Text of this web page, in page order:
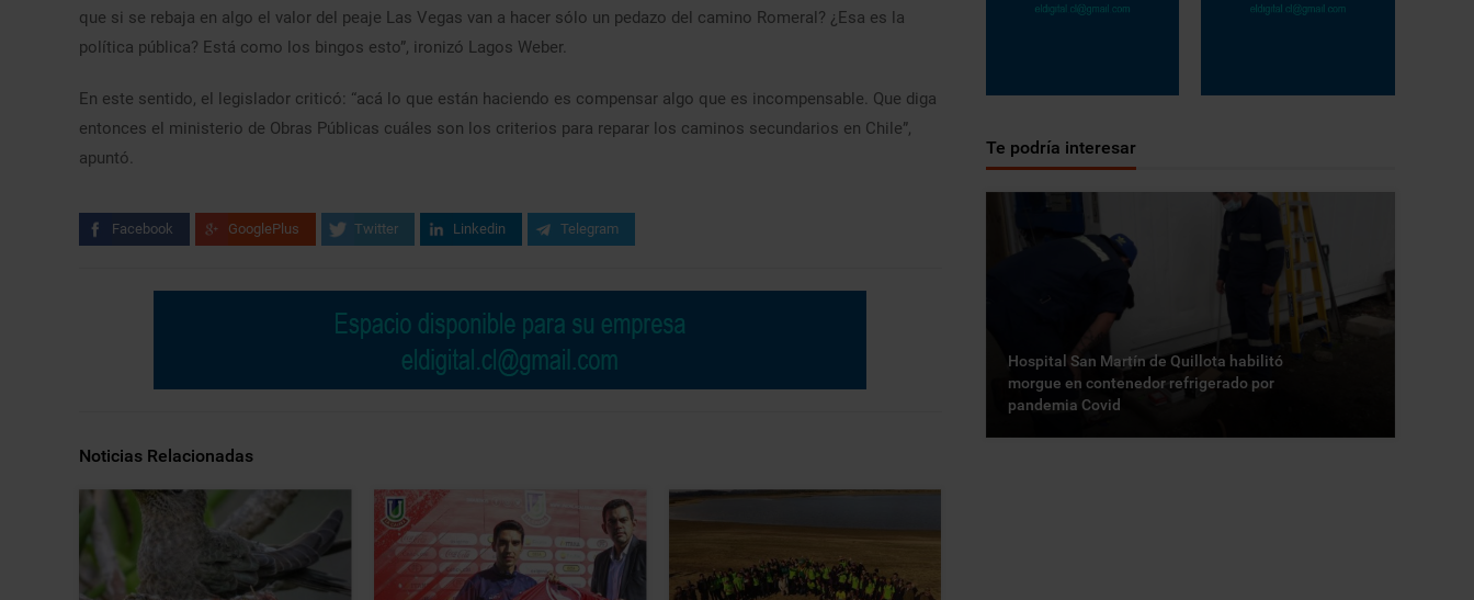
que si se rebaja en algo el valor del peaje Las Vegas van a hacer sólo un pedazo del camino Romeral? ¿Esa es la
política pública? Está como los bingos esto”, ironizó Lagos Weber.
En este sentido, el legislador criticó: “acá lo que están haciendo es compensar algo que es incompensable. Que diga
entonces el ministerio de Obras Públicas cuáles son los criterios para reparar los caminos secundarios en Chile”,
apuntó.
Facebook GooglePlus Twitter Linkedin Telegram
Noticias Relacionadas
Te podría interesar
Hospital San Martín de Quillota habilitó
morgue en contenedor refrigerado por
pandemia Covid